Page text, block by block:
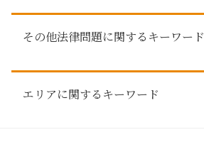
自己破産 家族への影響
自己破産 費用
自己破産とは 個人
自己破産 デメリット 家族
相続 争い
調査 法定相続人
相続 手続
相続 調査
不動産トラブル 賃貸
不動産 活用 相談
不動産トラブル 相談 建築
その他法律問題に関するキーワード
労働問題 弁護士
エリアに関するキーワード